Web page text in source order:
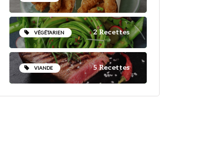
VÉGÉTARIEN 2 Recettes
VIANDE 5 Recettes